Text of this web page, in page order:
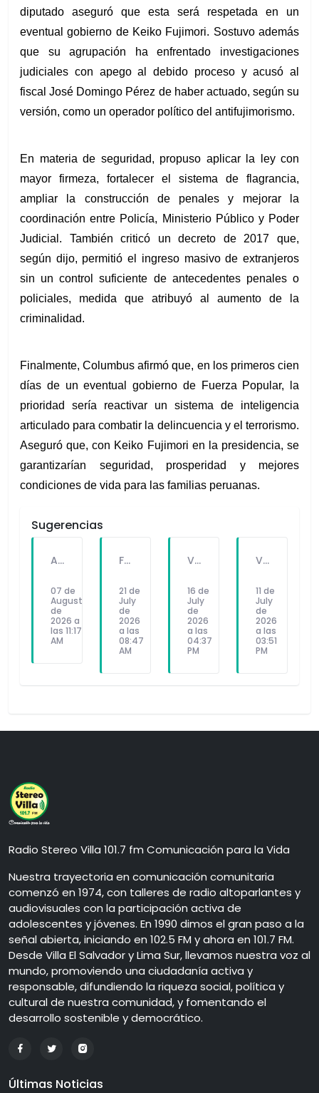
diputado aseguró que esta será respetada en un
eventual gobierno de Keiko Fujimori. Sostuvo además
que su agrupación ha enfrentado investigaciones
judiciales con apego al debido proceso y acusó al
fiscal José Domingo Pérez de haber actuado, según su
versión, como un operador político del antifujimorismo.
En materia de seguridad, propuso aplicar la ley con
mayor firmeza, fortalecer el sistema de flagrancia,
ampliar la construcción de penales y mejorar la
coordinación entre Policía, Ministerio Público y Poder
Judicial. También criticó un decreto de 2017 que,
según dijo, permitió el ingreso masivo de extranjeros
sin un control suficiente de antecedentes penales o
policiales, medida que atribuyó al aumento de la
criminalidad.
Finalmente, Columbus afirmó que, en los primeros cien
días de un eventual gobierno de Fuerza Popular, la
prioridad sería reactivar un sistema de inteligencia
articulado para combatir la delincuencia y el terrorismo.
Aseguró que, con Keiko Fujimori en la presidencia, se
garantizarían seguridad, prosperidad y mejores
condiciones de vida para las familias peruanas.
Sugerencias
A PEDIDO DEL PÚBLICO: "SEX Y DINERO" EL NUEVO SINGLE DE FATKINGBULLA
07 de
August
de
2026 a
las 11:17
AM
FALLECE FORTUNATO CHUQUITAYPE ANDRADE, “EL CHOLO”, REFERENTE DE LA SOLIDARIDAD Y LA CULTURA EN VILLA EL SALVADOR
21 de
July
de
2026
a las
08:47
AM
VILLA EL SALVADOR RECIBE A ANA CORREA PARA PRESENTAR LIBRO SOBRE MEMORIA, TEATRO Y RESISTENCIA DURANTE EL CONFLICTO ARMADO INTERNO.
16 de
July
de
2026
a las
04:37
PM
VILLA EL SALVADOR: EL ALCALDE GUIDO IÑIGO PERALTA PRIORIZÓ CONCIERTO DE SOMOS PERÚ Y NO ASISTIÓ AL DESFILE ESCOLAR CÍVICO CULTURAL 2026
11 de
July
de
2026
a las
03:51
PM
Radio Stereo Villa 101.7 fm Comunicación para la Vida
Nuestra trayectoria en comunicación comunitaria
comenzó en 1974, con talleres de radio altoparlantes y
audiovisuales con la participación activa de
adolescentes y jóvenes. En 1990 dimos el gran paso a la
señal abierta, iniciando en 102.5 FM y ahora en 101.7 FM.
Desde Villa El Salvador y Lima Sur, llevamos nuestra voz al
mundo, promoviendo una ciudadanía activa y
responsable, difundiendo la riqueza social, política y
cultural de nuestra comunidad, y fomentando el
desarrollo sostenible y democrático.
Últimas Noticias